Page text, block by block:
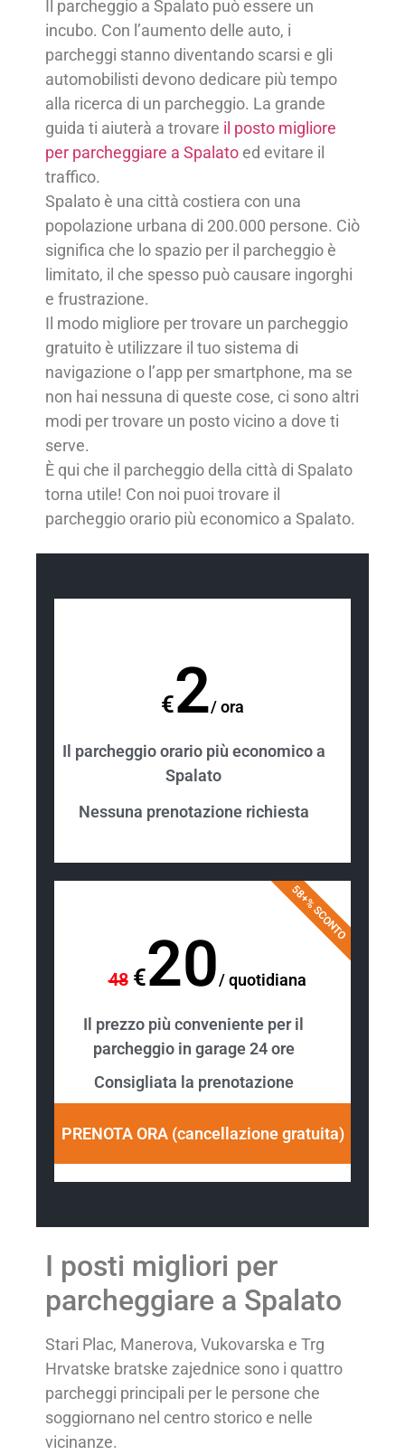
Il parcheggio a Spalato può essere un
incubo. Con l’aumento delle auto, i
parcheggi stanno diventando scarsi e gli
automobilisti devono dedicare più tempo
alla ricerca di un parcheggio. La grande
guida ti aiuterà a trovare il posto migliore
per parcheggiare a Spalato ed evitare il
traffico.
Spalato è una città costiera con una
popolazione urbana di 200.000 persone. Ciò
significa che lo spazio per il parcheggio è
limitato, il che spesso può causare ingorghi
e frustrazione.
Il modo migliore per trovare un parcheggio
gratuito è utilizzare il tuo sistema di
navigazione o l’app per smartphone, ma se
non hai nessuna di queste cose, ci sono altri
modi per trovare un posto vicino a dove ti
serve.
È qui che il parcheggio della città di Spalato
torna utile! Con noi puoi trovare il
parcheggio orario più economico a Spalato.
€2/ora
Il parcheggio orario più economico a
Spalato
Nessuna prenotazione richiesta
58+% SCONTO
48 €20/quotidiana
Il prezzo più conveniente per il
parcheggio in garage 24 ore
Consigliata la prenotazione
PRENOTA ORA (cancellazione gratuita)
I posti migliori per
parcheggiare a Spalato
Stari Plac, Manerova, Vukovarska e Trg
Hrvatske bratske zajednice sono i quattro
parcheggi principali per le persone che
soggiornano nel centro storico e nelle
vicinanze.